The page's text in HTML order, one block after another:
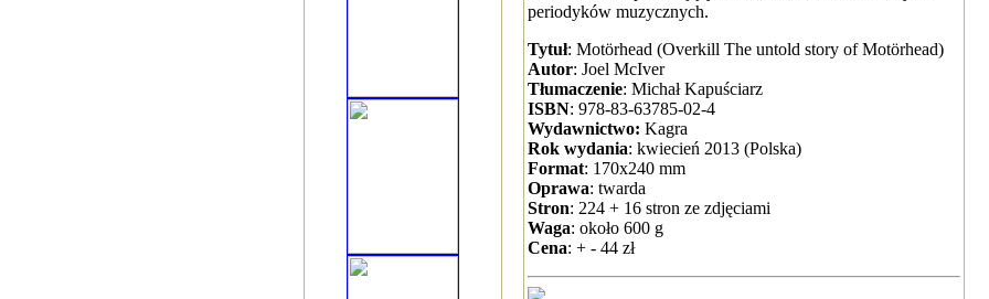
periodyków muzycznych.
Tytuł: Motörhead (Overkill The untold story of Motörhead)
Autor: Joel McIver
Tłumaczenie: Michał Kapuściarz
ISBN: 978-83-63785-02-4
Wydawnictwo: Kagra
Rok wydania: kwiecień 2013 (Polska)
Format: 170x240 mm
Oprawa: twarda
Stron: 224 + 16 stron ze zdjęciami
Waga: około 600 g
Cena: + - 44 zł